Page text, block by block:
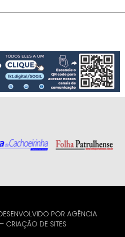
POR AGÊNCIA
– CRIAÇÃO DE SITES